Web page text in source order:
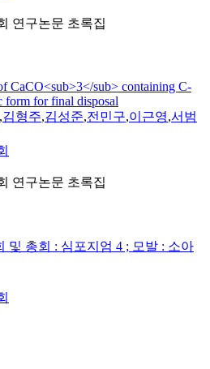
연구논문 초록집
CaCO<sub>3</sub> containing C-
form for final disposal
,김형주,김성준,전민구,이근영,서범
연구논문 초록집
및 총회 : 심포지엄 4 ; 모발 : 소아